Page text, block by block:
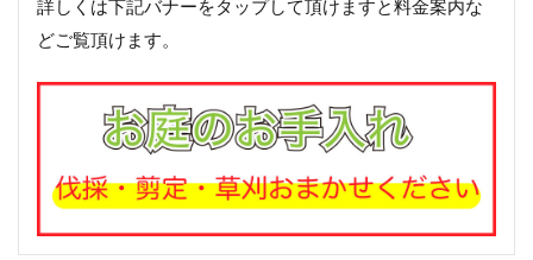
詳しくは下記バナーをタップして頂けますと料金案内な
どご覧頂けます。